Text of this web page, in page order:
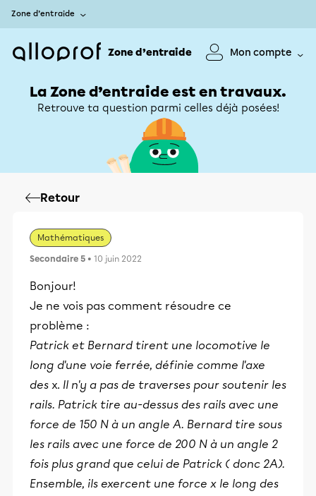
Zone d’entraide
Zone d’entraide Mon compte
La Zone d’entraide est en travaux.
Retrouve ta question parmi celles déjà posées!
Retour
Mathématiques
Secondaire 5 • 10 juin 2022
Bonjour!
Je ne vois pas comment résoudre ce
problème :
Patrick et Bernard tirent une locomotive le
long d'une voie ferrée, définie comme l'axe
des x. Il n'y a pas de traverses pour soutenir les
rails. Patrick tire au-dessus des rails avec une
force de 150 N à un angle A. Bernard tire sous
les rails avec une force de 200 N à un angle 2
fois plus grand que celui de Patrick ( donc 2A).
Ensemble, ils exercent une force x le long des